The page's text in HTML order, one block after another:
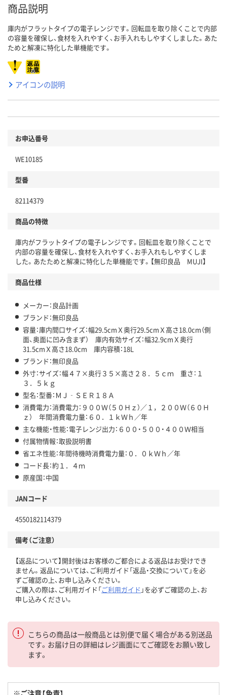
商品説明
庫内がフラットタイプの電子レンジです。回転皿を取り除くことで内部
の容量を確保し、食材を入れやすく、お手入れもしやすくしました。あた
ためと解凍に特化した単機能です。
アイコンの説明
お申込番号
WE10185
型番
82114379
商品の特徴
庫内がフラットタイプの電子レンジです。回転皿を取り除くことで
内部の容量を確保し、食材を入れやすく、お手入れもしやすくしま
した。あたためと解凍に特化した単機能です。【無印良品 MUJI】
商品仕様
メーカー：良品計画
ブランド：無印良品
容量：庫内間口サイズ：幅29.5cmＸ奥行29.5cmＸ高さ18.0cm（側
面、奥面に凹み含まず） 庫内有効サイズ：幅32.9cmＸ奥行
31.5cmＸ高さ18.0cm 庫内容積：18L
ブランド：無印良品
外寸：サイズ：幅４７×奥行３５×高さ２８．５ｃｍ 重さ：１
３．５ｋｇ
型名：型番：ＭＪ‐ＳＥＲ１８Ａ
消費電力：消費電力：９００Ｗ（５０Ｈｚ）／１，２００Ｗ（６０Ｈ
ｚ） 年間消費電力量：６０．１ｋＷｈ／年
主な機能・性能：電子レンジ出力：６００・５００・４００Ｗ相当
付属物情報：取扱説明書
省エネ性能：年間待機時消費電力量：０．０ｋＷｈ／年
コード長：約１．４ｍ
原産国：中国
JANコード
4550182114379
備考（ご注意）
【返品について】開封後はお客様のご都合による返品はお受けでき
ません。返品については、ご利用ガイド「返品・交換について」を必
ずご確認の上、お申し込みください。
ご購入の際は、ご利用ガイド「ご利用ガイド 」を必ずご確認の上、お
申し込みください。
こちらの商品は一般商品とは別便で届く場合がある別送品
です。お届け日の詳細はレジ画面にてご確認をお願い致し
ます。